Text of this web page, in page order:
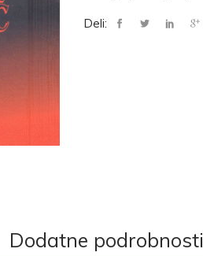
Deli:
Dodatne podrobnosti